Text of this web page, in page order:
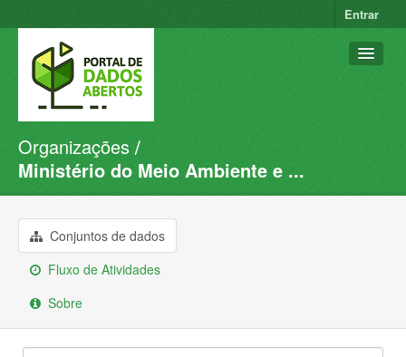
Entrar
Conjuntos de dados
Organizações
Sobre
Organizações
Ministério do Meio Ambiente e ...
Conjuntos de dados
Fluxo de Atividades
Sobre